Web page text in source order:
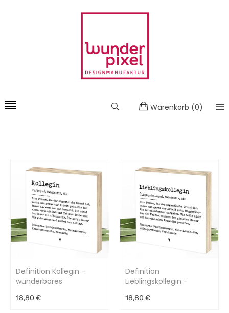
Warenkorb (0)
Definition Kollegin -
wunderbares
15x15x2cm
18,80 €
Definition
Lieblingskollegin -
Wunderpixel® Holzbild
18,80 €